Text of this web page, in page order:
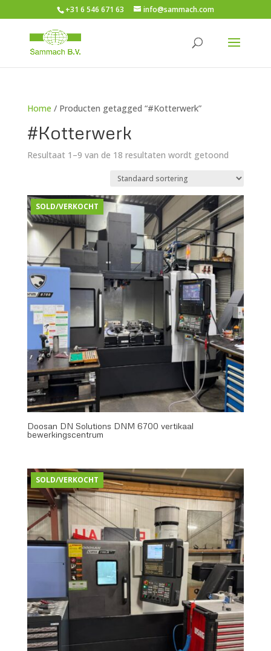
+31 6 546 671 63 info@sammach.com
Home / Producten getagged “#Kotterwerk”
#Kotterwerk
Resultaat 1–9 van de 18 resultaten wordt getoond
SOLD/VERKOCHT
Doosan DN Solutions DNM 6700 vertikaal
bewerkingscentrum
SOLD/VERKOCHT